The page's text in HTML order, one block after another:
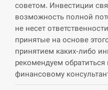
советом. Инвестиции
возможность полной
не несет
принятые на основе
принятием каких-либо
рекомендуем
финансовому